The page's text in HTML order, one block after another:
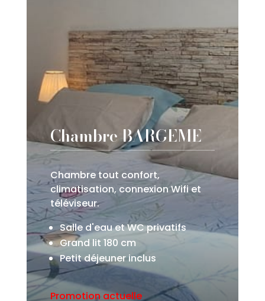
Chambre BARGEME
Chambre tout confort,
climatisation, connexion Wifi et
téléviseur.
Salle d'eau et WC privatifs
Grand lit 180 cm
Petit déjeuner inclus
Promotion actuelle